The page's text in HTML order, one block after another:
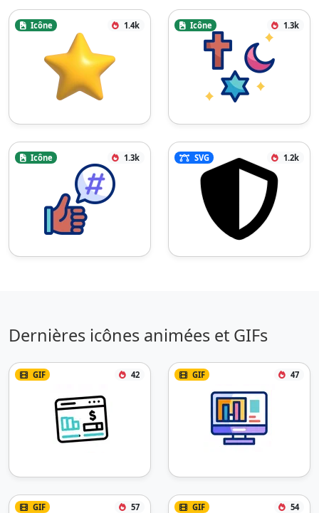
Icône 1.4k Icône 1.3k
Icône 1.3k SVG 1.2k
Dernières icônes animées et GIFs
GIF 42 GIF 47
GIF 57 GIF 54